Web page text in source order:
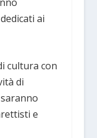
ai
cultura con
di
e